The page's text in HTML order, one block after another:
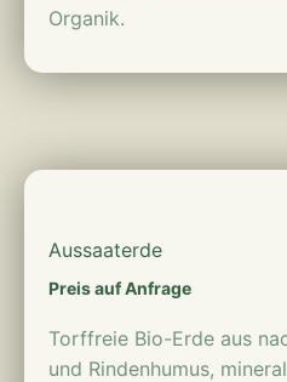
Organik.
Aussaaterde
Preis auf Anfrage
Torffreie Bio-Erde aus
und Rindenhumus,